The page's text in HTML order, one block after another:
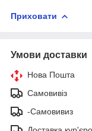
Приховати
Умови доставки
Нова Пошта
Самовивіз
-Самовивиз